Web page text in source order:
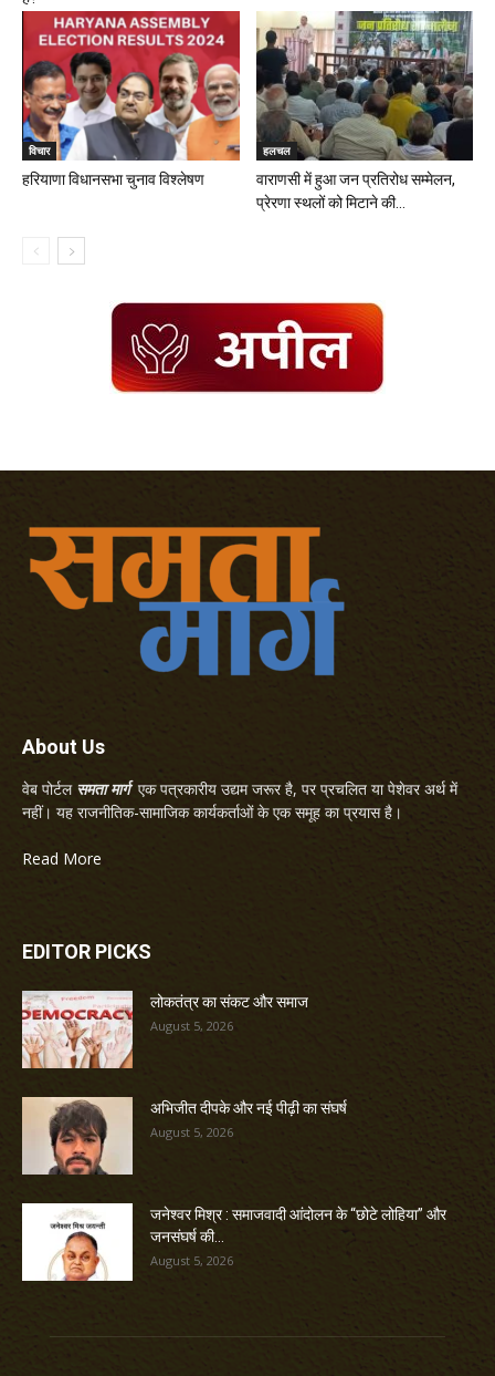
विचार
हरियाणा विधानसभा चुनाव विश्लेषण
हलचल
वाराणसी में हुआ जन प्रतिरोध सम्मेलन,
प्रेरणा स्थलों को मिटाने की...
About Us
वेब पोर्टल समता मार्गएक पत्रकारीय उद्यम जरूर है, पर प्रचलित या पेशेवर अर्थ में
नहीं। यह राजनीतिक-सामाजिक कार्यकर्ताओं के एक समूह का प्रयास है।
Read More
EDITOR PICKS
लोकतंत्र का संकट और समाज
August 5, 2026
अभिजीत दीपके और नई पीढ़ी का संघर्ष
August 5, 2026
जनेश्वर मिश्र : समाजवादी आंदोलन के “छोटे लोहिया” और
जनसंघर्ष की...
August 5, 2026